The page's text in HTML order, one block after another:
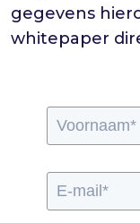
gegevens
whitepaper